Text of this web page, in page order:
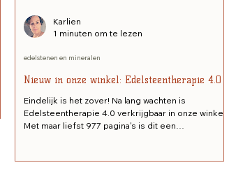
Nieuw in onze winkel: Edelsteentherapie 4.0
Eindelijk is het zover! Na lang wachten is
Edelsteentherapie 4.0 verkrijgbaar in onze winkel.
Met maar liefst 977 pagina's is dit een
en mineralen. Of je nu net begint of al jarenlang
edelstenen en mineralen
Karlien
1 minuten om te lezen